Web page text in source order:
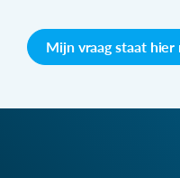
Mijn vraag staat hier